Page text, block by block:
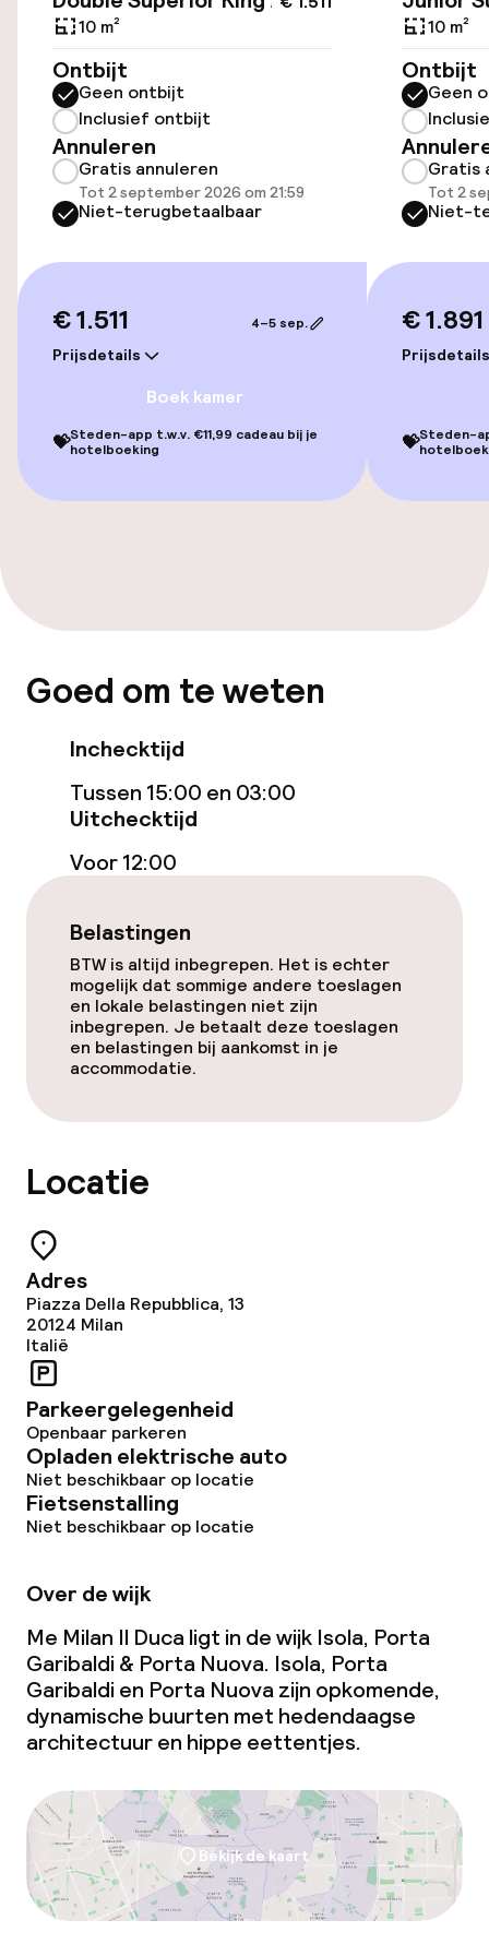
Toegankelijkheid
Lift
Zwemmen & wellness
Spacentrum
Tuin
Restaurant
Bar
Eet- en drinkdiensten
Faciliteiten en diensten voor kinderen
Babysitservice
Schoonmaakvoorzieningen
Beleid
Overal rookvrij
10 m²
Ontbijt
Geen ontbijt
Inclusief ontbijt
Annuleren
Gratis annuleren
Tot 2 september 2026 om 21:59
Niet-terugbetaalbaar
€ 1.511
Prijsdetails
4–5 sep.
Boek kamer
💝Steden-app t.w.v. €11,99 cadeau bij je
hotelboeking
10 m²
Ontbijt
Geen
Gratis
Tot 2
Niet-
€ 1.891
Prijsdetails
💝Steden-
Goed om te weten
Inchecktijd
Tussen 15:00 en 03:00
Uitchecktijd
Voor 12:00
Belastingen
BTW is altijd inbegrepen. Het is echter
mogelijk dat sommige andere toeslagen
en lokale belastingen niet zijn
inbegrepen. Je betaalt deze toeslagen
en belastingen bij aankomst in je
accommodatie.
Locatie
Adres
Piazza Della Repubblica, 13
20124 Milan
Italië
Parkeergelegenheid
Openbaar parkeren
Opladen elektrische auto
Niet beschikbaar op locatie
Fietsenstalling
Niet beschikbaar op locatie
Over de wijk
Me Milan Il Duca ligt in de wijk Isola, Porta
Garibaldi & Porta Nuova. Isola, Porta
Garibaldi en Porta Nuova zijn opkomende,
dynamische buurten met hedendaagse
architectuur en hippe eettentjes.
Bekijk de kaart